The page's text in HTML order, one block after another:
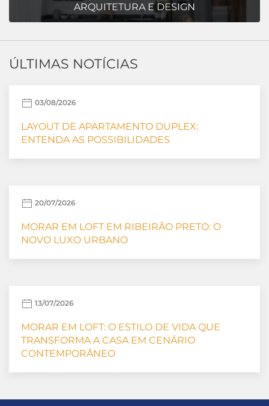
ARQUITETURA E DESIGN
ÚLTIMAS NOTÍCIAS
03/08/2026
LAYOUT DE APARTAMENTO DUPLEX:
ENTENDA AS POSSIBILIDADES
20/07/2026
MORAR EM LOFT EM RIBEIRÃO PRETO: O
NOVO LUXO URBANO
13/07/2026
MORAR EM LOFT: O ESTILO DE VIDA QUE
TRANSFORMA A CASA EM CENÁRIO
CONTEMPORÂNEO